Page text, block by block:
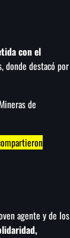
con el
donde destacó por
de
agente y de los